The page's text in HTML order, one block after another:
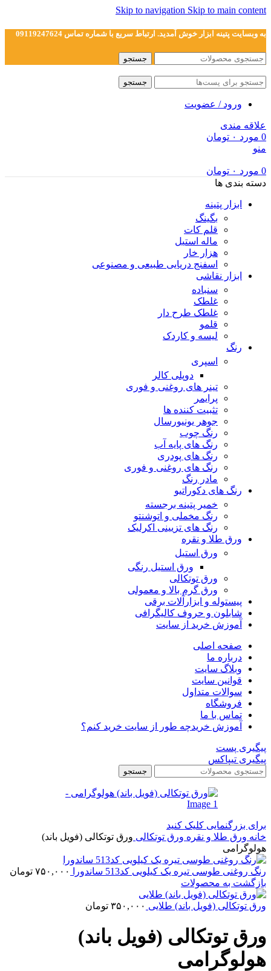
Skip to navigation Skip to main content
به وبسایت پتینه ابزار خوش آمدید. ارتباط سریع با شماره تماس 09119247624
جستجو
جستجو
ورود / عضویت
علاقه مندی
0 مورد ۰ تومان
منو
0 مورد ۰ تومان
دسته بندی ها
ابزار پتینه
بگینگ
قلم کات
ماله استیل
هزار خار
اسفنج دریایی طبیعی و مصنوعی
ابزار نقاشی
سنباده
غلطک
غلطک طرح دار
قلمو
لیسه و کاردک
رنگ
اسپری
دوپلی کالر
تینر های روغنی و فوری
پرایمر
تثبیت کننده ها
جوهر یونیورسال
رنگ چوب
رنگ‌ های پایه آب
رنگ های پودری
رنگ‌ های روغنی و فوری
مادر رنگ
رنگ های دکوراتیو
خمیر پتینه برجسته
رنگ مخملی و اتوشنتو
رنگ های تزیینی اکرلیک
ورق طلا و نقره
ورق استیل
ورق استیل رنگی
ورق توتکالی
ورق گرم بالا و معمولی
پیستوله و ابزارآلات برقی
شابلون و حروف کالیگرافی
آموزش خرید از سایت
صفحه اصلی
درباره ما
وبلاگ سایت
قوانین سایت
سوالات متداول
فروشگاه
تماس با ما
آموزش خریدچه طور از سایت خرید کنم؟
پیگیری پست
پیگیری تیپاکس
جستجو
برای بزرگنمایی کلیک کنید
خانه ورق طلا و نقره ورق توتکالی ورق توتکالی (فویل باند)
هولوگرامی
رنگ روغنی طوسی تیره یک کیلویی کد513 ساندورا ۷۵۰,۰۰۰ تومان
بازگشت به محصولات
ورق توتکالی (فویل باند) طلایی ۳۵۰,۰۰۰ تومان
ورق توتکالی (فویل باند)
هولوگرامی